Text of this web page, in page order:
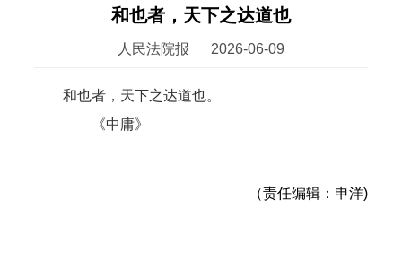
和也者，天下之达道也
人民法院报 2026-06-09
和也者，天下之达道也。
——《中庸》
（责任编辑：申洋)